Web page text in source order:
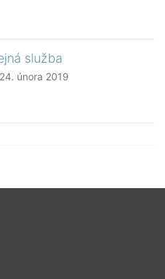
služba
února 2019